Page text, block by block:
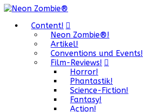
Content!
Neon Zombie®!
Artikel!
Conventions und Events!
Film-Reviews!
Horror!
Phantastik!
Science-Fiction!
Fantasy!
Action!